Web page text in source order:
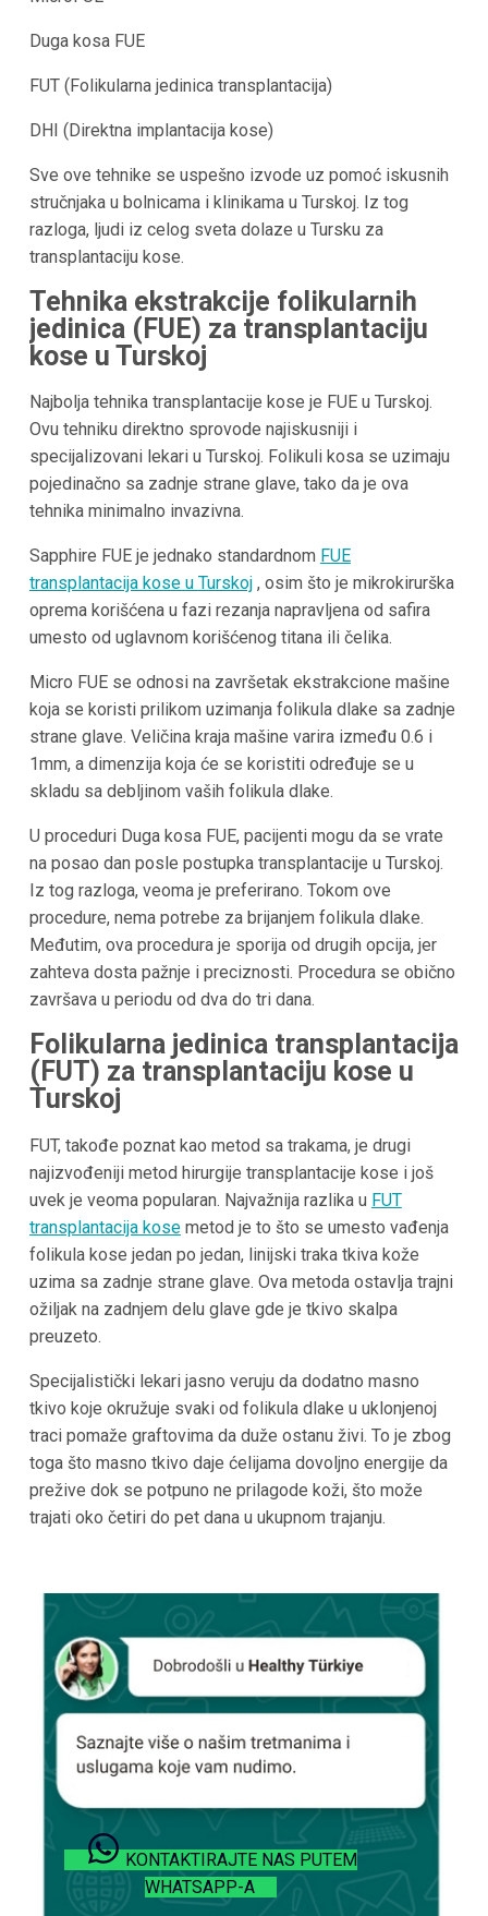
Duga kosa FUE
FUT (Folikularna jedinica transplantacija)
DHI (Direktna implantacija kose)
Sve ove tehnike se uspešno izvode uz pomoć iskusnih
stručnjaka u bolnicama i klinikama u Turskoj. Iz tog
razloga, ljudi iz celog sveta dolaze u Tursku za
transplantaciju kose.
Tehnika ekstrakcije folikularnih
jedinica (FUE) za transplantaciju
kose u Turskoj
Najbolja tehnika transplantacije kose je FUE u Turskoj.
Ovu tehniku direktno sprovode najiskusniji i
specijalizovani lekari u Turskoj. Folikuli kosa se uzimaju
pojedinačno sa zadnje strane glave, tako da je ova
tehnika minimalno invazivna.
Sapphire FUE je jednako standardnom FUE
transplantacija kose u Turskoj , osim što je mikrokirurška
oprema korišćena u fazi rezanja napravljena od safira
umesto od uglavnom korišćenog titana ili čelika.
Micro FUE se odnosi na završetak ekstrakcione mašine
koja se koristi prilikom uzimanja folikula dlake sa zadnje
strane glave. Veličina kraja mašine varira između 0.6 i
1mm, a dimenzija koja će se koristiti određuje se u
skladu sa debljinom vaših folikula dlake.
U proceduri Duga kosa FUE, pacijenti mogu da se vrate
na posao dan posle postupka transplantacije u Turskoj.
Iz tog razloga, veoma je preferirano. Tokom ove
procedure, nema potrebe za brijanjem folikula dlake.
Međutim, ova procedura je sporija od drugih opcija, jer
zahteva dosta pažnje i preciznosti. Procedura se obično
završava u periodu od dva do tri dana.
Folikularna jedinica transplantacija
(FUT) za transplantaciju kose u
Turskoj
FUT, takođe poznat kao metod sa trakama, je drugi
najizvođeniji metod hirurgije transplantacije kose i još
uvek je veoma popularan. Najvažnija razlika u FUT
transplantacija kosemetod je to što se umesto vađenja
folikula kose jedan po jedan, linijski traka tkiva kože
uzima sa zadnje strane glave. Ova metoda ostavlja trajni
ožiljak na zadnjem delu glave gde je tkivo skalpa
preuzeto.
Specijalistički lekari jasno veruju da dodatno masno
tkivo koje okružuje svaki od folikula dlake u uklonjenoj
traci pomaže graftovima da duže ostanu živi. To je zbog
toga što masno tkivo daje ćelijama dovoljno energije da
prežive dok se potpuno ne prilagode koži, što može
trajati oko četiri do pet dana u ukupnom trajanju.
KONTAKTIRAJTE NAS PUTEM
WHATSAPP-A